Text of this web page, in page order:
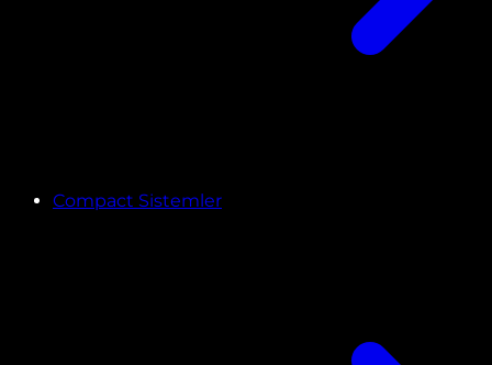
Compact Sistemler